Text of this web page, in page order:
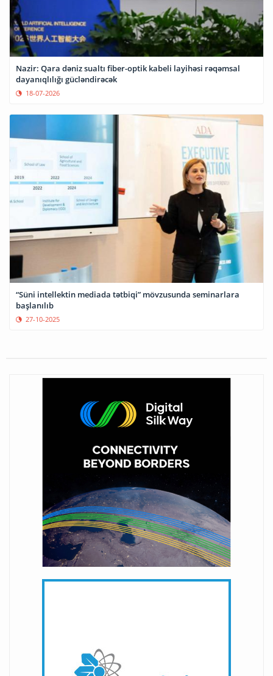
Nazir: Qara dəniz sualtı fiber-optik kabeli layihəsi rəqəmsal
dayanıqlılığı gücləndirəcək
18-07-2026
“Süni intellektin mediada tətbiqi” mövzusunda seminarlara
başlanılıb
27-10-2025